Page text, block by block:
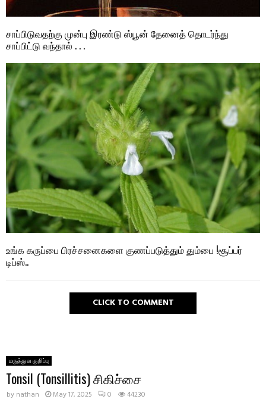
சாப்பிடுவதற்கு முன்பு இரண்டு ஸ்பூன் தேனைத் தொடர்ந்து
சாப்பிட்டு வந்தால் . . .
உங்க கருப்பை பிரச்சனைகளை குணப்படுத்தும் தும்பை !சூப்பர்
டிப்ஸ்..
CLICK TO COMMENT
மருத்துவ குறிப்பு
Tonsil (Tonsillitis) சிகிச்சை
by nathan May 17, 2025 0 44230